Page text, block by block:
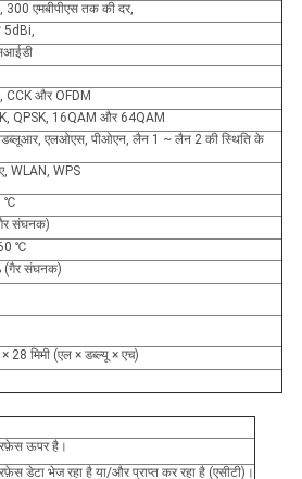
एमबीपीएस तक की दर,
5dBi,
CCK और OFDM
QPSK, 16QAM और 64QAM
एलओएस, पीओएन, लैन 1 ~ लैन 2 की स्थिति के
WLAN, WPS
℃
संघनक)
℃
(गैर संघनक)
28 मिमी (एल × डब्ल्यू × एच)
ऊपर है।
डेटा भेज रहा है या/और प्राप्त कर रहा है (एसीटी)।